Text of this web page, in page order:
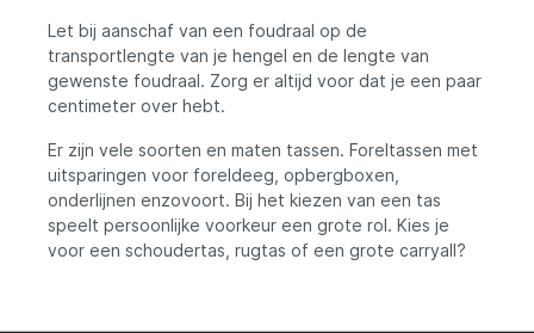
Let bij aanschaf van een foudraal op de
transportlengte van je hengel en de lengte van
gewenste foudraal. Zorg er altijd voor dat je een paar
centimeter over hebt.
Er zijn vele soorten en maten tassen. Foreltassen met
uitsparingen voor foreldeeg, opbergboxen,
onderlijnen enzovoort. Bij het kiezen van een tas
speelt persoonlijke voorkeur een grote rol. Kies je
voor een schoudertas, rugtas of een grote carryall?